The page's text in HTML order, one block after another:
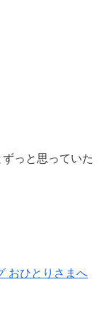
っと思っていた